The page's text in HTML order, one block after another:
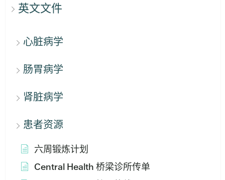
英文文件
心脏病学
肠胃病学
肾脏病学
患者资源
六周锻炼计划
Central Health 桥梁诊所传单